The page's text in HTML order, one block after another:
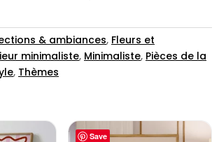
& ambiances, Fleurs et
minimaliste, Minimaliste, Pièces de la
, Thèmes
Save